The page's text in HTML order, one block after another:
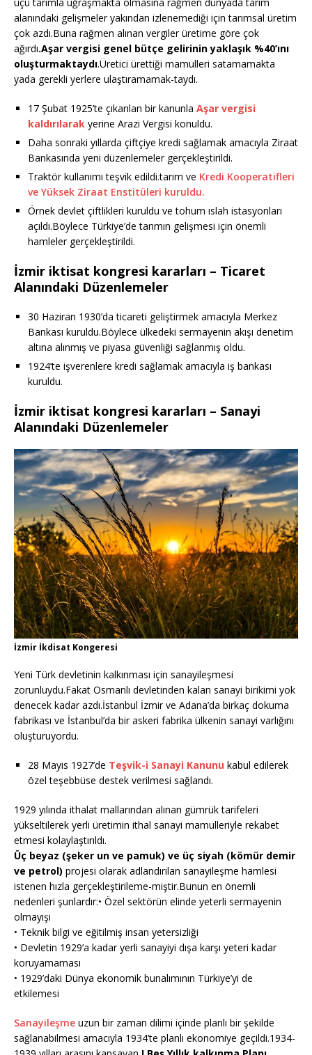
alanındaki gelişmeler yakından izlenemediği için tarımsal üretim
çok azdı.Buna rağmen alınan vergiler üretime göre çok
ağırdı.Aşar vergisi genel bütçe gelirinin yaklaşık %40’ını
oluşturmaktaydı.Üretici ürettiği mamulleri satamamakta
yada gerekli yerlere ulaştıramamak-taydı.
17 Şubat 1925’te çıkarılan bir kanunla Aşar vergisi
kaldırılarak yerine Arazi Vergisi konuldu.
Daha sonraki yıllarda çiftçiye kredi sağlamak amacıyla Ziraat
Bankasında yeni düzenlemeler gerçekleştirildi.
Traktör kullanımı teşvik edildi.tarım ve Kredi Kooperatifleri
ve Yüksek Ziraat Enstitüleri kuruldu.
Örnek devlet çiftlikleri kuruldu ve tohum ıslah istasyonları
açıldı.Böylece Türkiye’de tarımın gelişmesi için önemli
hamleler gerçekleştirildi.
İzmir iktisat kongresi kararları – Ticaret
Alanındaki Düzenlemeler
30 Haziran 1930’da ticareti geliştirmek amacıyla Merkez
Bankası kuruldu.Böylece ülkedeki sermayenin akışı denetim
altına alınmış ve piyasa güvenliği sağlanmış oldu.
1924’te işverenlere kredi sağlamak amacıyla iş bankası
kuruldu.
İzmir iktisat kongresi kararları – Sanayi
Alanındaki Düzenlemeler
İzmir İkdisat Kongeresi
Yeni Türk devletinin kalkınması için sanayileşmesi
zorunluydu.Fakat Osmanlı devletinden kalan sanayi birikimi yok
denecek kadar azdı.İstanbul İzmir ve Adana’da birkaç dokuma
fabrikası ve İstanbul’da bir askeri fabrika ülkenin sanayi varlığını
oluşturuyordu.
28 Mayıs 1927’de Teşvik-i Sanayi Kanunu kabul edilerek
özel teşebbüse destek verilmesi sağlandı.
1929 yılında ithalat mallarından alınan gümrük tarifeleri
yükseltilerek yerli üretimin ithal sanayi mamulleriyle rekabet
etmesi kolaylaştırıldı.
Üç beyaz (şeker un ve pamuk) ve üç siyah (kömür demir
ve petrol) projesi olarak adlandırılan sanayileşme hamlesi
istenen hızla gerçekleştirileme-miştir.Bunun en önemli
nedenleri şunlardır:• Özel sektörün elinde yeterli sermayenin
olmayışı
• Teknik bilgi ve eğitilmiş insan yetersizliği
• Devletin 1929’a kadar yerli sanayiyi dışa karşı yeteri kadar
koruyamaması
• 1929’daki Dünya ekonomik bunalımının Türkiye’yi de
etkilemesi
Sanayileşme uzun bir zaman dilimi içinde planlı bir şekilde
sağlanabilmesi amacıyla 1934’te planlı ekonomiye geçildi.1934-